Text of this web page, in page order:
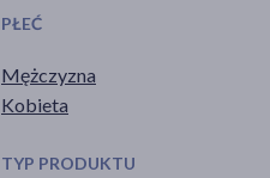
PŁEĆ
Mężczyzna
Kobieta
TYP PRODUKTU